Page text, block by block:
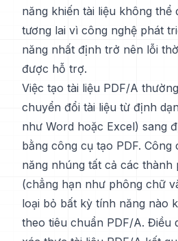
năng khiến tài liệu không
tương lai vì công nghệ phát
năng nhất định trở nên lỗi
được hỗ trợ.
Việc tạo tài liệu PDF/A
chuyển đổi tài liệu từ định
như Word hoặc Excel) sang
bằng công cụ tạo PDF. Công
năng nhúng tất cả các thành
(chẳng hạn như phông chữ
loại bỏ bất kỳ tính năng nào
theo tiêu chuẩn PDF/A. Điều